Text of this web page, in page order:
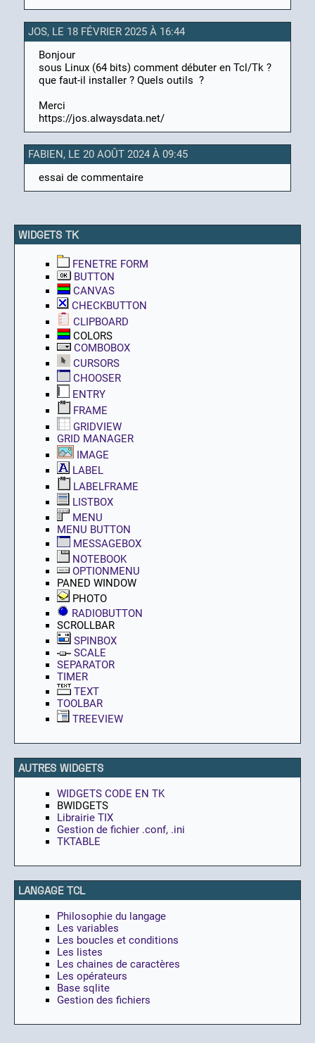
JOS, LE 18 FÉVRIER 2025 À 16:44
Bonjour
sous Linux (64 bits) comment débuter en Tcl/Tk ?
que faut-il installer ? Quels outils ?
Merci
https://jos.alwaysdata.net/
FABIEN, LE 20 AOÛT 2024 À 09:45
essai de commentaire
WIDGETS TK
FENETRE FORM
BUTTON
CANVAS
CHECKBUTTON
CLIPBOARD
COLORS
COMBOBOX
CURSORS
CHOOSER
ENTRY
FRAME
GRIDVIEW
GRID MANAGER
IMAGE
LABEL
LABELFRAME
LISTBOX
MENU
MENU BUTTON
MESSAGEBOX
NOTEBOOK
OPTIONMENU
PANED WINDOW
PHOTO
RADIOBUTTON
SCROLLBAR
SPINBOX
SCALE
SEPARATOR
TIMER
TEXT
TOOLBAR
TREEVIEW
AUTRES WIDGETS
WIDGETS CODE EN TK
BWIDGETS
Librairie TIX
Gestion de fichier .conf, .ini
TKTABLE
LANGAGE TCL
Philosophie du langage
Les variables
Les boucles et conditions
Les listes
Les chaines de caractères
Les opérateurs
Base sqlite
Gestion des fichiers